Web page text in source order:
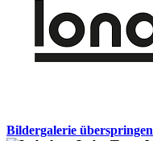
Bildergalerie überspringen